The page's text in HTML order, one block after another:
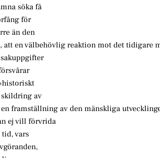
söka få
för
än den
en välbehövlig reaktion mot det tidigare
av
framställning av den mänskliga
ej vill förvrida
vars